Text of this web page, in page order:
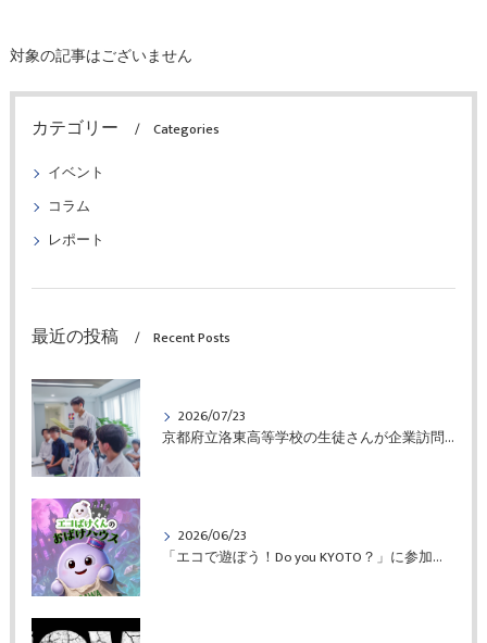
対象の記事はございません
カテゴリー
Categories
イベント
コラム
レポート
最近の投稿 Recent Posts
2026/07/23
京都府立洛東高等学校の生徒さんが企業訪問に来られました
2026/06/23
「エコで遊ぼう！Do you KYOTO？」に参加しました（7/6ラジオ出演情報あり）